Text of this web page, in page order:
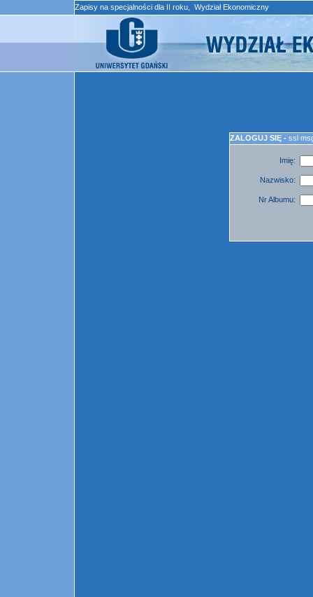
Zapisy na specjalności dla II roku, Wydział Ekonomiczny
ZALOGUJ SIĘ - ssl
Imię:
Nazwisko:
Nr Albumu: